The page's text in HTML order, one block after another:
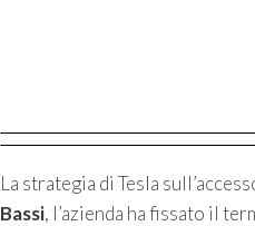
La strategia di Tesla
Bassi, l’azienda ha fissato il